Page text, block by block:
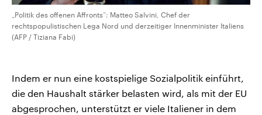
„Politik des offenen Affronts“: Matteo Salvini, Chef der
rechtspopulistischen Lega Nord und derzeitiger Innenminister Italiens
(AFP / Tiziana Fabi)
Indem er nun eine kostspielige Sozialpolitik einführt,
die den Haushalt stärker belasten wird, als mit der EU
abgesprochen, unterstützt er viele Italiener in dem